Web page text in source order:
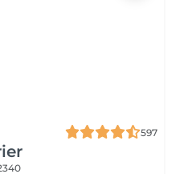
597